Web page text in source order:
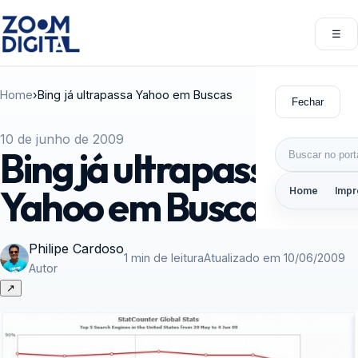
☰
Fechar
Buscar por:
Home
Home›Bing já ultrapassa Yahoo em Buscas
10 de junho de 2009
Bing já ultrapassa
Yahoo em Buscas
Philipe Cardoso
Autor
1 min de leituraAtualizado em 10/06/2009
↗